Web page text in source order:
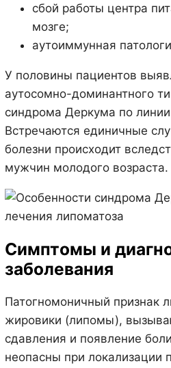
сбой работы центра
мозге;
аутоиммунная
У половины пациентов
аутосомно-доминантного
синдрома Деркума по
Встречаются единичные
болезни происходит
мужчин молодого возраста.
Симптомы и
заболевания
Патогномоничный признак
жировики (липомы),
сдавления и появление
неопасны при локализации